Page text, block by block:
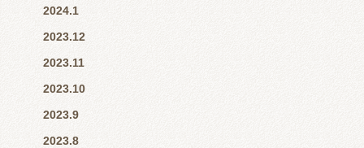
2024.1
2023.12
2023.11
2023.10
2023.9
2023.8